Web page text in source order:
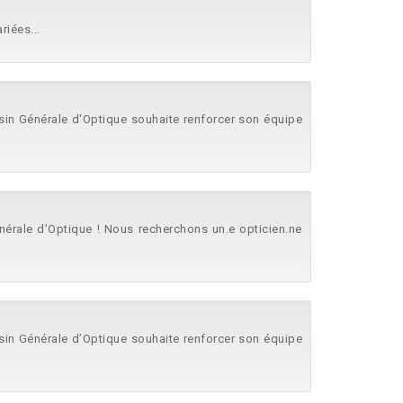
Générale d'Optique souhaite renforcer son équipe
d’Optique ! Nous recherchons un.e opticien.ne
Générale d’Optique souhaite renforcer son équipe